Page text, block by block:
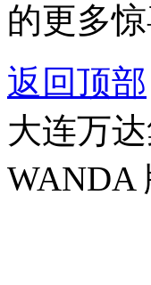
的更多
返回顶部
大连万
WANDA